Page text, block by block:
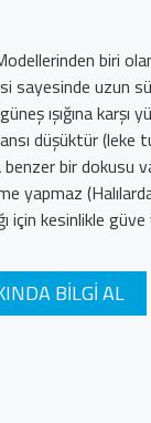
biri
sayesinde uzun
güneş ışığına
düşüktür (leke
benzer bir dokusu
yapmaz
için kesinlikle
BILGI AL